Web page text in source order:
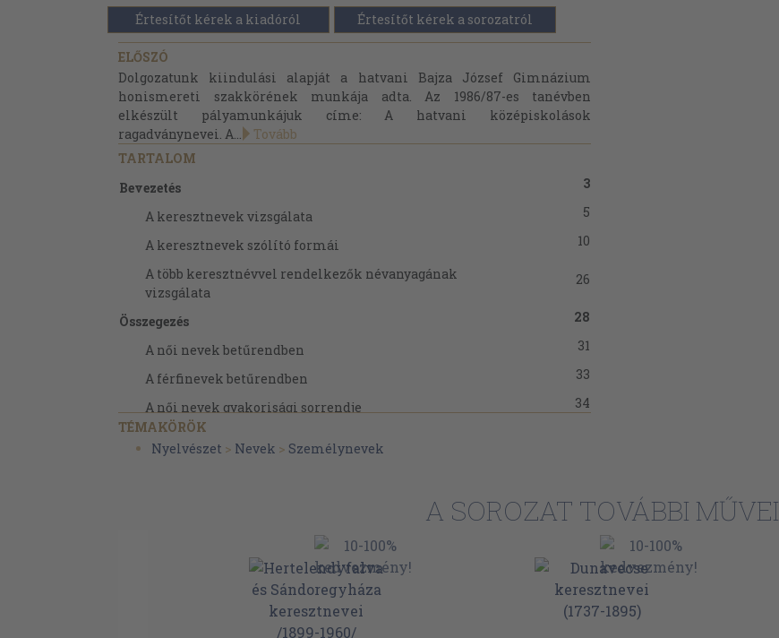
Értesítőt kérek a kiadóról Értesítőt kérek a sorozatról
ELŐSZÓ
Dolgozatunk kiindulási alapját a hatvani Bajza József Gimnázium
honismereti szakkörének munkája adta. Az 1986/87-es tanévben
elkészült pályamunkájuk címe: A hatvani középiskolások
ragadványnevei. A...
Tovább
TARTALOM
Bevezetés
3
A keresztnevek vizsgálata
5
A keresztnevek szólító formái
10
A több keresztnévvel rendelkezők névanyagának
vizsgálata
26
Összegezés
28
A női nevek betűrendben
31
A férfinevek betűrendben
33
A női nevek gyakorisági sorrendje
34
A női nevek a szólítónév száma szerinti sorrendben
37
A ragadványnevek bemutatása eredet szerint
Eredetük ismeretlen
39
Családnévből alakultak
44
TÉMAKÖRÖK
Nyelvészet > Nevek > Személynevek
A SOROZAT TOVÁBBI MŰVEI